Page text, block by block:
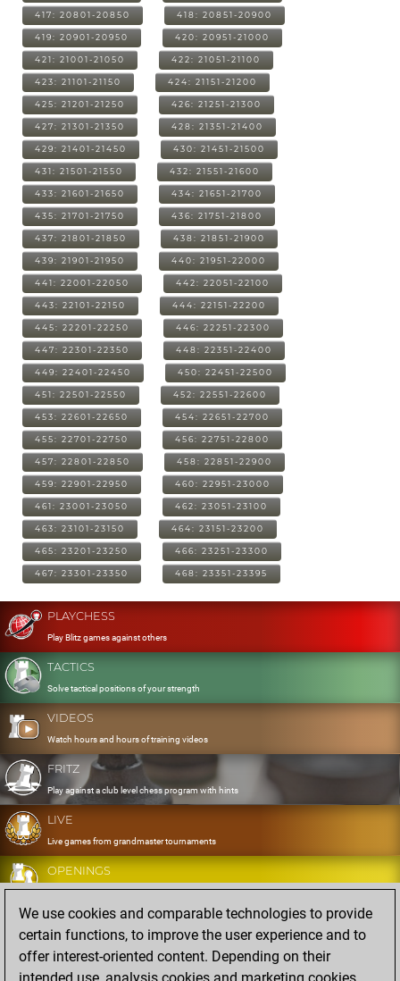
417: 20801-20850 418: 20851-20900
419: 20901-20950 420: 20951-21000
421: 21001-21050 422: 21051-21100
423: 21101-21150 424: 21151-21200
425: 21201-21250 426: 21251-21300
427: 21301-21350 428: 21351-21400
429: 21401-21450 430: 21451-21500
431: 21501-21550 432: 21551-21600
433: 21601-21650 434: 21651-21700
435: 21701-21750 436: 21751-21800
437: 21801-21850 438: 21851-21900
439: 21901-21950 440: 21951-22000
441: 22001-22050 442: 22051-22100
443: 22101-22150 444: 22151-22200
445: 22201-22250 446: 22251-22300
447: 22301-22350 448: 22351-22400
449: 22401-22450 450: 22451-22500
451: 22501-22550 452: 22551-22600
453: 22601-22650 454: 22651-22700
455: 22701-22750 456: 22751-22800
457: 22801-22850 458: 22851-22900
459: 22901-22950 460: 22951-23000
461: 23001-23050 462: 23051-23100
463: 23101-23150 464: 23151-23200
465: 23201-23250 466: 23251-23300
467: 23301-23350 468: 23351-23395
PLAYCHESS
Play Blitz games against others
TACTICS
Solve tactical positions of your strength
VIDEOS
Watch hours and hours of training videos
FRITZ
Play against a club level chess program with hints
LIVE
Live games from grandmaster tournaments
OPENINGS
Develop and exercise your openings
DATABASE
Eight million strong games
MYGAMES
We use cookies and comparable technologies to provide
certain functions, to improve the user experience and to
offer interest-oriented content. Depending on their